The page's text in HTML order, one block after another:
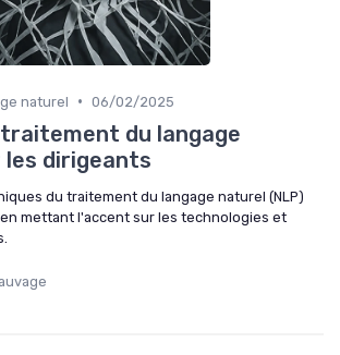
naturel • 06/02/2025
du langage
dirigeants
du traitement du langage naturel (NLP)
mettant l'accent sur les technologies et